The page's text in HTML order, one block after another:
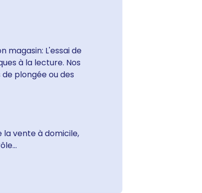
magasin: L'essai de
à la lecture. Nos
plongée ou des
la vente à domicile,